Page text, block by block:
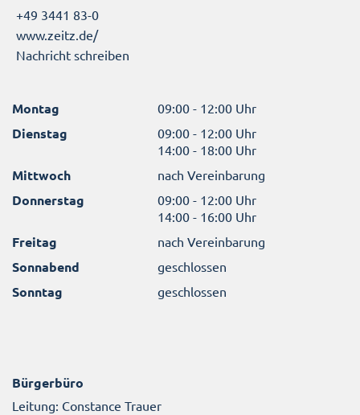
+49 3441 83-0
www.zeitz.de/
Nachricht schreiben
Montag 09:00 - 12:00 Uhr
Dienstag
09:00 - 12:00 Uhr
14:00 - 18:00 Uhr
Mittwoch nach Vereinbarung
Donnerstag
09:00 - 12:00 Uhr
14:00 - 16:00 Uhr
Freitag nach Vereinbarung
Sonnabend geschlossen
Sonntag geschlossen
Bürgerbüro
Leitung: Constance Trauer